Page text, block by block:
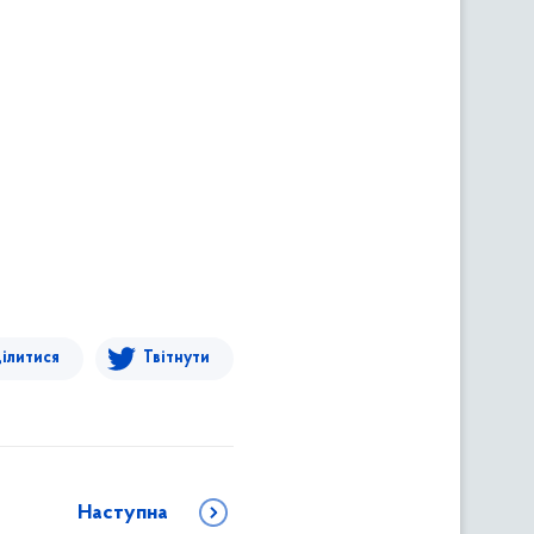
Твітнути
Наступна